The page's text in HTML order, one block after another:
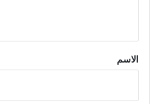
*
الاسم